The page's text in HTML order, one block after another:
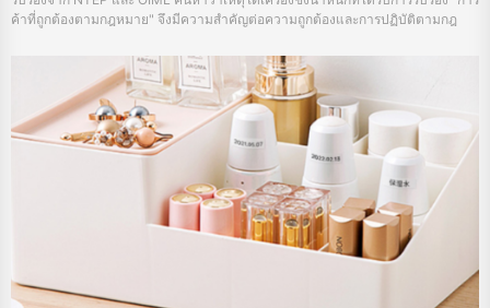
ค้าที่ถูกต้องตามกฎหมาย" จึงมีความสำคัญต่อความถูกต้องและการปฏิบัติตามกฎ